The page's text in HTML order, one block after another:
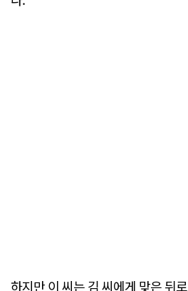
하지만 이 씨는 김 씨에게 맞은 뒤